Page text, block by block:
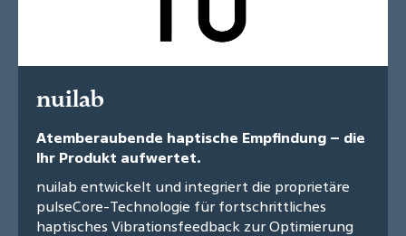
nuilab
Atemberaubende haptische Empfindung – die
Ihr Produkt aufwertet.
nuilab entwickelt und integriert die proprietäre
pulseCore-Technologie für fortschrittliches
haptisches Vibrationsfeedback zur Optimierung